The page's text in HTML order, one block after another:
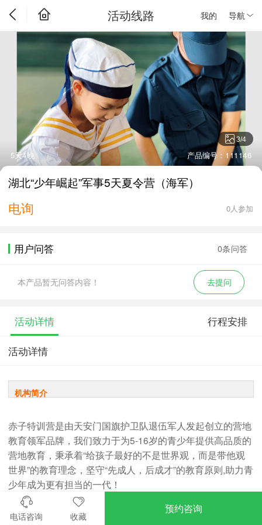
我的 导航
活动线路
3/4
5天4晚 产品编号：111146
湖北“少年崛起”军事5天夏令营（海军）
电询 0人参加
用户问答 0条问答
本产品暂无问答内容！ 去提问
活动详情 行程安排
活动详情
机构简介
赤子特训营是由天安门国旗护卫队退伍军人发起创立的营地
教育领军品牌，我们致力于为5-16岁的青少年提供高品质的
营地教育，秉承着“给孩子最好的不是世界观，而是带他观
世界”的教育理念，坚守“先成人，后成才”的教育原则,助力青
少年成为更有担当的一代！
赤子特训营成立于2019年10月17日，旗下品牌赤子特训营
累计服务营员超30万+，旗下项目百校百队计划已服务30
电话咨询 收藏
预约咨询